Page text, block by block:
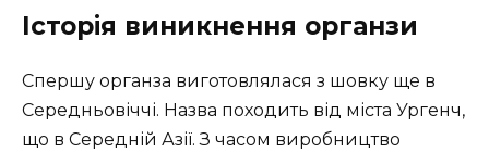
Історія виникнення органзи
Спершу органза виготовлялася з шовку ще в
Середньовіччі. Назва походить від міста Ургенч,
що в Середній Азії. З часом виробництво